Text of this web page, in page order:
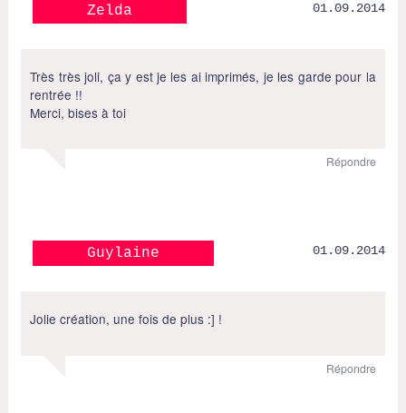
Zelda 01.09.2014
Très très joli, ça y est je les ai imprimés, je les garde pour la
rentrée !!
Merci, bises à toi
Répondre
Guylaine 01.09.2014
Jolie création, une fois de plus :] !
Répondre